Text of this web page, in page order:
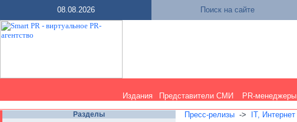
08.08.2026 Поиск на сайте
Издания Представители СМИ PR-менеджеры
Разделы Пресс-релизы ->
IT, Интернет